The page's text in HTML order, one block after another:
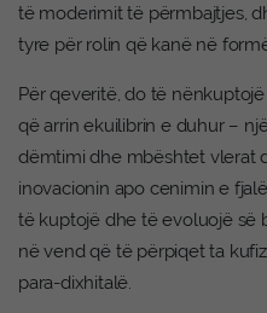
të moderimit të përmbajtjes,
tyre për rolin që kanë në
Për qeveritë, do të
që arrin ekuilibrin e duhur –
dëmtimi dhe mbështet vlerat
inovacionin apo cenimin e
të kuptojë dhe të evoluojë së
në vend që të përpiqet ta
para-dixhitalë.